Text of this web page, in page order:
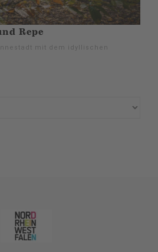
Repe
mit dem idyllischen